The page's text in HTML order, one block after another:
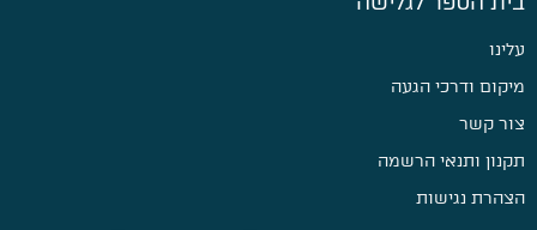
עלינו
מיקום ודרכי הגעה
צור קשר
תקנון ותנאי הרשמה
הצהרת נגישות